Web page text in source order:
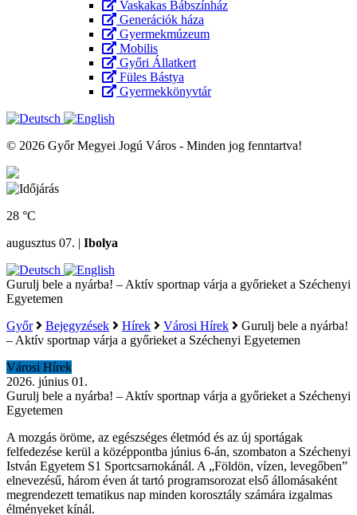
Vaskakas Bábszínház
Generációk háza
Gyermekmúzeum
Mobilis
Győri Állatkert
Füles Bástya
Gyermekkönyvtár
© 2026 Győr Megyei Jogú Város - Minden jog fenntartva!
28 °C
augusztus 07. | Ibolya
Gurulj bele a nyárba! – Aktív sportnap várja a győrieket a Széchenyi
Egyetemen
Győr
Bejegyzések Hírek Városi Hírek
Gurulj bele a nyárba!
– Aktív sportnap várja a győrieket a Széchenyi Egyetemen
Városi Hírek
2026. június 01.
Gurulj bele a nyárba! – Aktív sportnap várja a győrieket a Széchenyi
Egyetemen
A mozgás öröme, az egészséges életmód és az új sportágak
felfedezése kerül a középpontba június 6-án, szombaton a Széchenyi
István Egyetem S1 Sportcsarnokánál. A „Földön, vízen, levegőben”
elnevezésű, három éven át tartó programsorozat első állomásaként
megrendezett tematikus nap minden korosztály számára izgalmas
élményeket kínál.